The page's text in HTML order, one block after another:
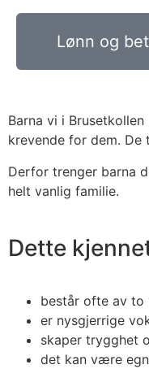
Lønn og
Barna vi i
krevende for dem. De
Derfor trenger barna
helt vanlig familie.
Dette
består ofte av to
er nysgjerrige
skaper trygghet
det kan være